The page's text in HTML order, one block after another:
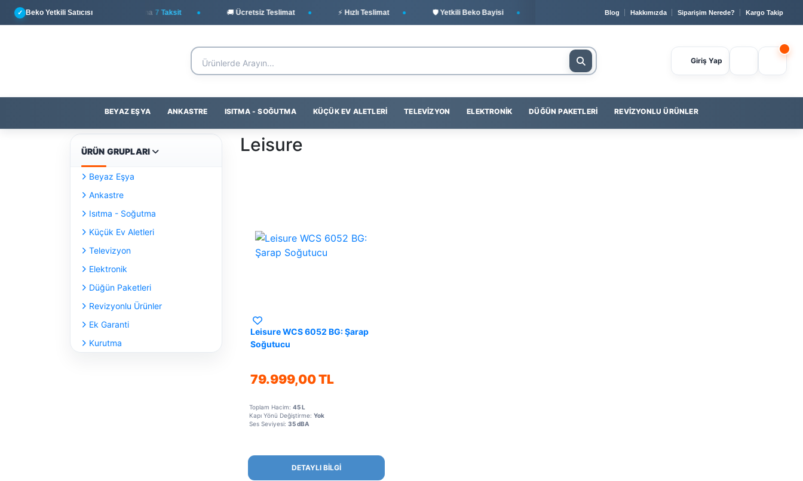
✓ Beko Yetkili Satıcısı
💳 Yapı Kredi ile Peşin Fiyatına 7 Taksit 🚚 Ücretsiz Teslimat ⚡ Hızlı Teslimat 🛡️ Yetkili Beko Bayisi 📞 0232 400 23 56 💳 Yapı Kredi
Blog Hakkımızda Siparişim Nerede? Kargo Takip
Giriş Yap
BEYAZ EŞYA ANKASTRE ISITMA - SOĞUTMA KÜÇÜK EV ALETLERI TELEVIZYON ELEKTRONIK DÜĞÜN PAKETLERI REVIZYONLU ÜRÜNLER
ÜRÜN GRUPLARI
Beyaz Eşya
Ankastre
Isıtma - Soğutma
Küçük Ev Aletleri
Televizyon
Elektronik
Düğün Paketleri
Revizyonlu Ürünler
Ek Garanti
Kurutma
Leisure
Leisure WCS 6052 BG: Şarap
Soğutucu
79.999,00 TL
Toplam Hacim: 45 L
Kapı Yönü Değiştirme: Yok
Ses Seviyesi: 35 dBA
DETAYLI BİLGİ